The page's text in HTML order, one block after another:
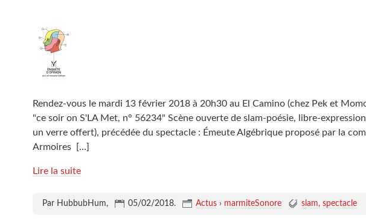
Rendez-vous le mardi 13 février 2018 à 20h30 au El Camino (chez Pek et
"ce soir on S'LA Met, n° 56234" Scène ouverte de slam-poésie, libre-
un verre offert), précédée du spectacle : Émeute Algébrique proposé par la
Armoires
[…]
Lire la suite
Par HubbubHum, 05/02/2018. Actus› marmiteSonore slam spectacle